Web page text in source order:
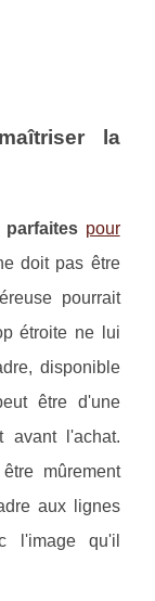
la
parfaites pour
doit pas être
pourrait
étroite ne lui
disponible
être d'une
avant l'achat.
mûrement
aux lignes
l'image qu'il